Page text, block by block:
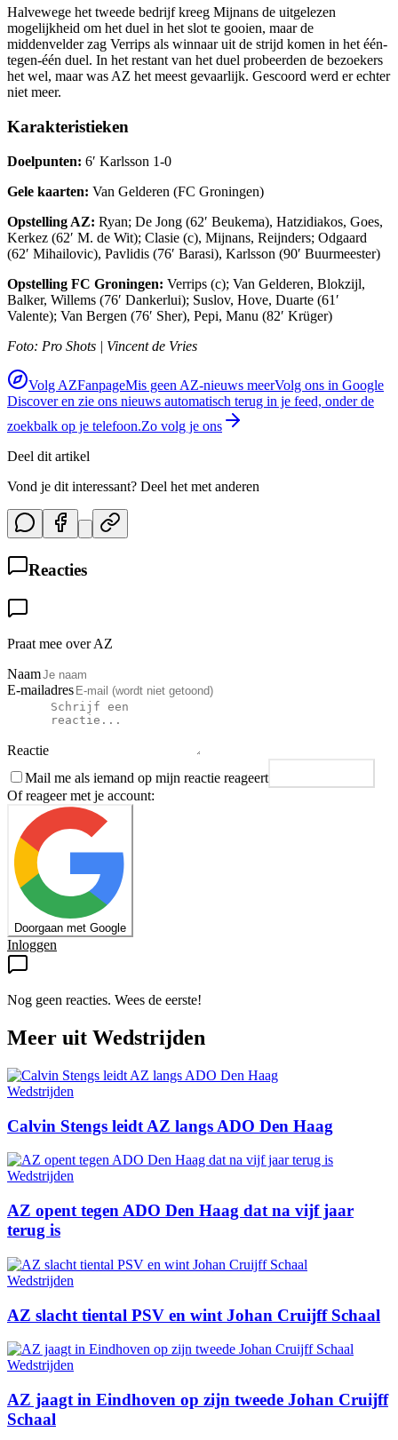
Halvewege het tweede bedrijf kreeg Mijnans de uitgelezen
mogelijkheid om het duel in het slot te gooien, maar de
middenvelder zag Verrips als winnaar uit de strijd komen in het één-
tegen-één duel. In het restant van het duel probeerden de bezoekers
het wel, maar was AZ het meest gevaarlijk. Gescoord werd er echter
niet meer.
Karakteristieken
Doelpunten: 6′ Karlsson 1-0
Gele kaarten: Van Gelderen (FC Groningen)
Opstelling AZ: Ryan; De Jong (62′ Beukema), Hatzidiakos, Goes,
Kerkez (62′ M. de Wit); Clasie (c), Mijnans, Reijnders; Odgaard
(62′ Mihailovic), Pavlidis (76′ Barasi), Karlsson (90′ Buurmeester)
Opstelling FC Groningen: Verrips (c); Van Gelderen, Blokzijl,
Balker, Willems (76′ Dankerlui); Suslov, Hove, Duarte (61′
Valente); Van Bergen (76′ Sher), Pepi, Manu (82′ Krüger)
Foto: Pro Shots | Vincent de Vries
Volg AZFanpageMis geen AZ-nieuws meerVolg ons in Google
Discover en zie ons nieuws automatisch terug in je feed, onder de
zoekbalk op je telefoon.Zo volg je ons
Deel dit artikel
Vond je dit interessant? Deel het met anderen
Reacties
Praat mee over AZ
Naam
E-mailadres
Reactie
Mail me als iemand op mijn reactie reageert
Of reageer met je account:
Doorgaan met Google
Inloggen
Nog geen reacties. Wees de eerste!
Meer uit Wedstrijden
Wedstrijden
Calvin Stengs leidt AZ langs ADO Den Haag
Wedstrijden
AZ opent tegen ADO Den Haag dat na vijf jaar
terug is
Wedstrijden
AZ slacht tiental PSV en wint Johan Cruijff Schaal
Wedstrijden
AZ jaagt in Eindhoven op zijn tweede Johan Cruijff
Schaal